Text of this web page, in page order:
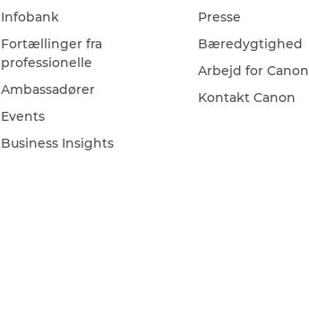
Infobank
Fortællinger fra
professionelle
Ambassadører
Events
Business Insights
Presse
Bæredygtighed
Arbejd for Canon
Kontakt Canon